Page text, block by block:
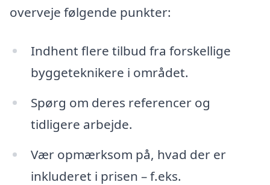
overveje følgende punkter:
Indhent flere tilbud fra forskellige
byggeteknikere i området.
Spørg om deres referencer og
tidligere arbejde.
Vær opmærksom på, hvad der er
inkluderet i prisen – f.eks.